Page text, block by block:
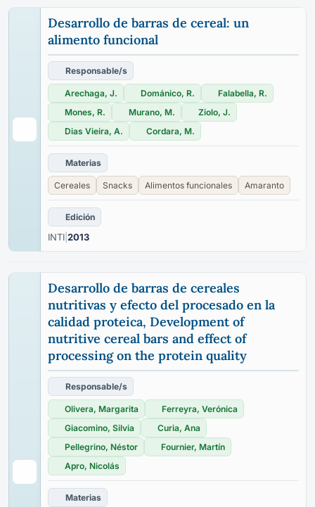
Desarrollo de barras de cereal: un
alimento funcional
Responsable/s
Arechaga, J. Dománico, R.
Falabella, R.
Mones, R.
Murano, M.
Ziolo, J.
Dias Vieira, A.
Cordara, M.
Materias
Cereales Snacks Alimentos funcionales Amaranto
Edición
INTI 2013
Desarrollo de barras de cereales
nutritivas y efecto del procesado en la
calidad proteica, Development of
nutritive cereal bars and effect of
processing on the protein quality
Responsable/s
Olivera, Margarita
Ferreyra, Verónica
Giacomino, Silvia
Curia, Ana
Pellegrino, Néstor
Fournier, Martín
Apro, Nicolás
Materias